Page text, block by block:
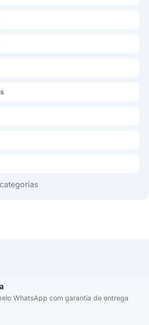
WhatsApp com garantia de entrega